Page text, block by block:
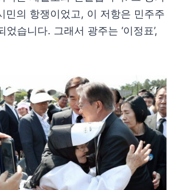
민의 항쟁이었고, 이 저항은 민주주
었습니다. 그래서 광주는 ‘이정표’,